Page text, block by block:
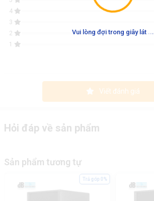
Vui lòng đợi trong giây lát ...
4
3
2
1
Viết đánh giá
Hỏi đáp về sản phẩm
Sản phẩm tương tự
Trả góp 0%